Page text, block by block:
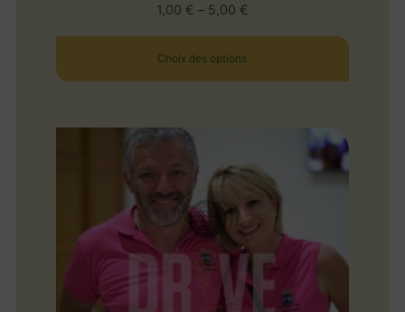
1,00 € – 5,00 €
Choix des options